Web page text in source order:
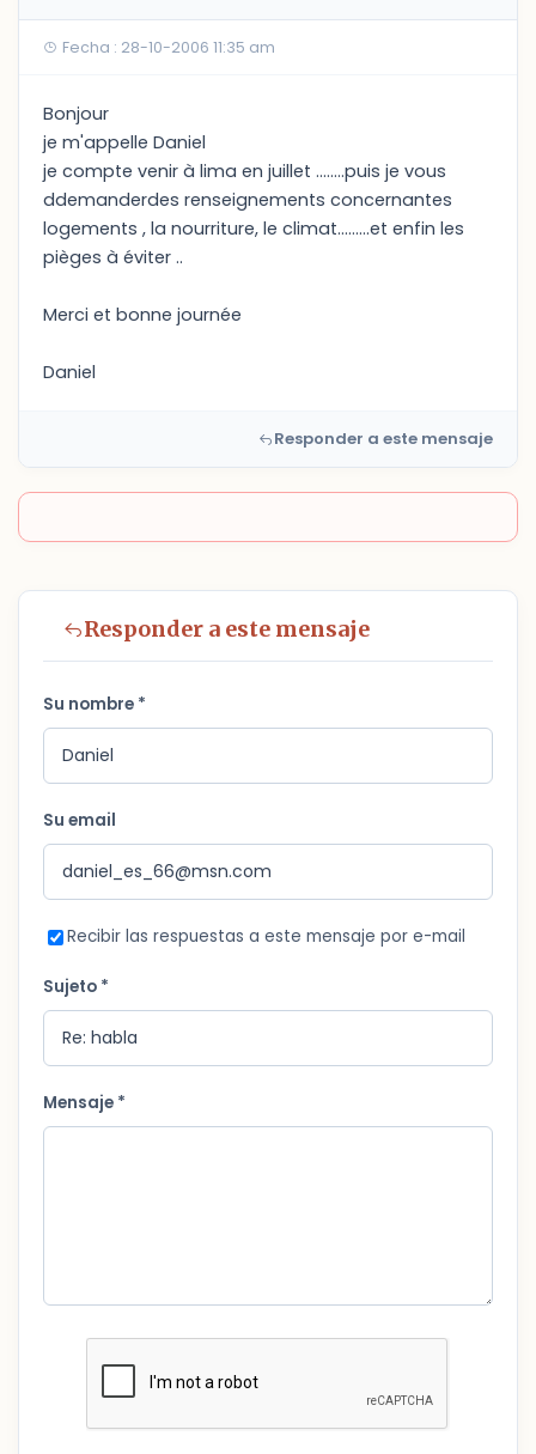
Fecha : 28-10-2006 11:35 am
Bonjour
je m'appelle Daniel
je compte venir à lima en juillet ........puis je vous
ddemanderdes renseignements concernantes
logements , la nourriture, le climat.........et enfin les
pièges à éviter ..
Merci et bonne journée
Daniel
Responder a este mensaje
Responder a este mensaje
Su nombre *
Su email
Recibir las respuestas a este mensaje por e-mail
Sujeto *
Mensaje *